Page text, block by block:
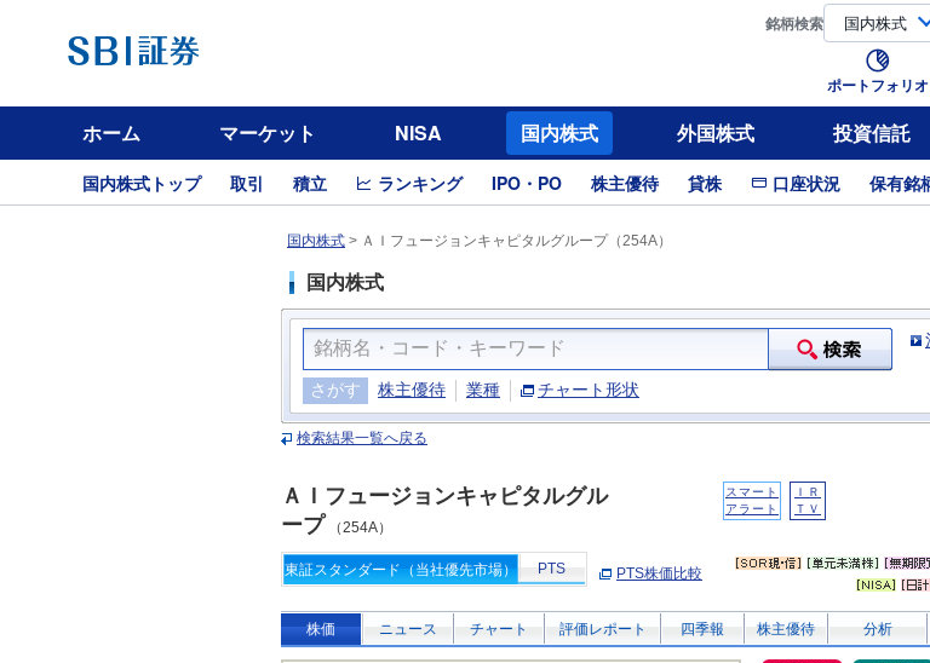
銘柄検索
ポートフォリオ
ホーム マーケット NISA 国内株式 外国株式 投資信託
国内株式トップ 取引 積立 ランキング IPO・PO 株主優待 貸株 口座状況 保有銘
国内株式 > ＡＩフュージョンキャピタルグループ（254A）
国内株式
さがす 株主優待 業種 チャート形状
検索結果一覧へ戻る
ＡＩフュージョンキャピタルグル
ープ （254A）
スマート
アラート
ＩＲ
ＴＶ
東証スタンダード（当社優先市場） PTS PTS株価比較
株価 ニュース チャート 評価レポート 四季報 株主優待 分析